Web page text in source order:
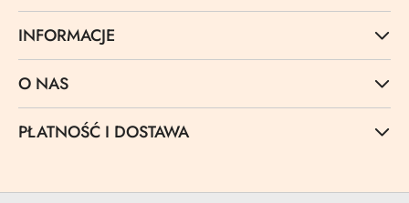
INFORMACJE
O NAS
PŁATNOŚĆ I DOSTAWA